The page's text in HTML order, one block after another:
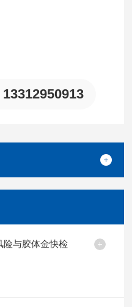
测范围0-100%。
13312950913
险与胶体金快检